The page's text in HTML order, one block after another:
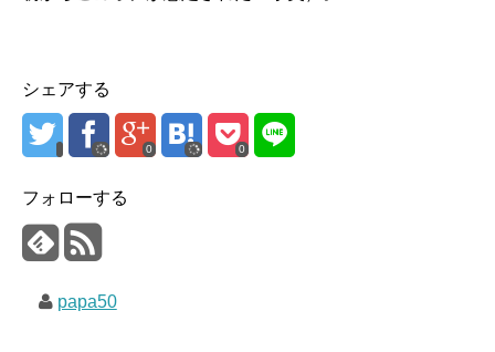
シェアする
0 0
フォローする
papa50